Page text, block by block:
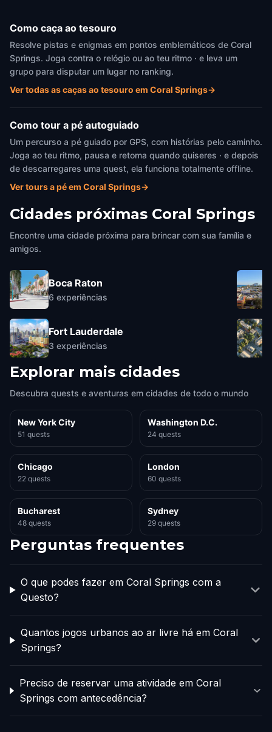
Como caça ao tesouro
Resolve pistas e enigmas em pontos emblemáticos de Coral
Springs. Joga contra o relógio ou ao teu ritmo · e leva um
grupo para disputar um lugar no ranking.
Ver todas as caças ao tesouro em Coral Springs→
Como tour a pé autoguiado
Um percurso a pé guiado por GPS, com histórias pelo caminho.
Joga ao teu ritmo, pausa e retoma quando quiseres · e depois
de descarregares uma quest, ela funciona totalmente offline.
Ver tours a pé em Coral Springs→
Cidades próximas Coral Springs
Encontre uma cidade próxima para brincar com sua família e
amigos.
Boca Raton
6 experiências
Fort Lauderdale
3 experiências
Explorar mais cidades
Descubra quests e aventuras em cidades de todo o mundo
New York City
51 quests
Washington D.C.
24 quests
Chicago
22 quests
London
60 quests
Bucharest
48 quests
Sydney
29 quests
Perguntas frequentes
O que podes fazer em Coral Springs com a
Questo?
Quantos jogos urbanos ao ar livre há em Coral
Springs?
Preciso de reservar uma atividade em Coral
Springs com antecedência?